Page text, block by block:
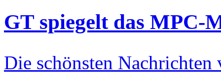
GT spiegelt das MPC-
Die schönsten Nachrichten